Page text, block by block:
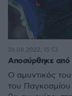
Αποσύρθηκε από
Ο αμυντικός
του
26.08.2022, 15:53